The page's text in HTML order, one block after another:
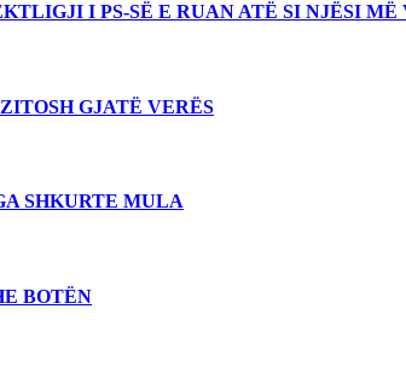
I PS-SË E RUAN ATË SI NJËSI MË
GJATË VERËS
SHKURTE MULA
BOTËN